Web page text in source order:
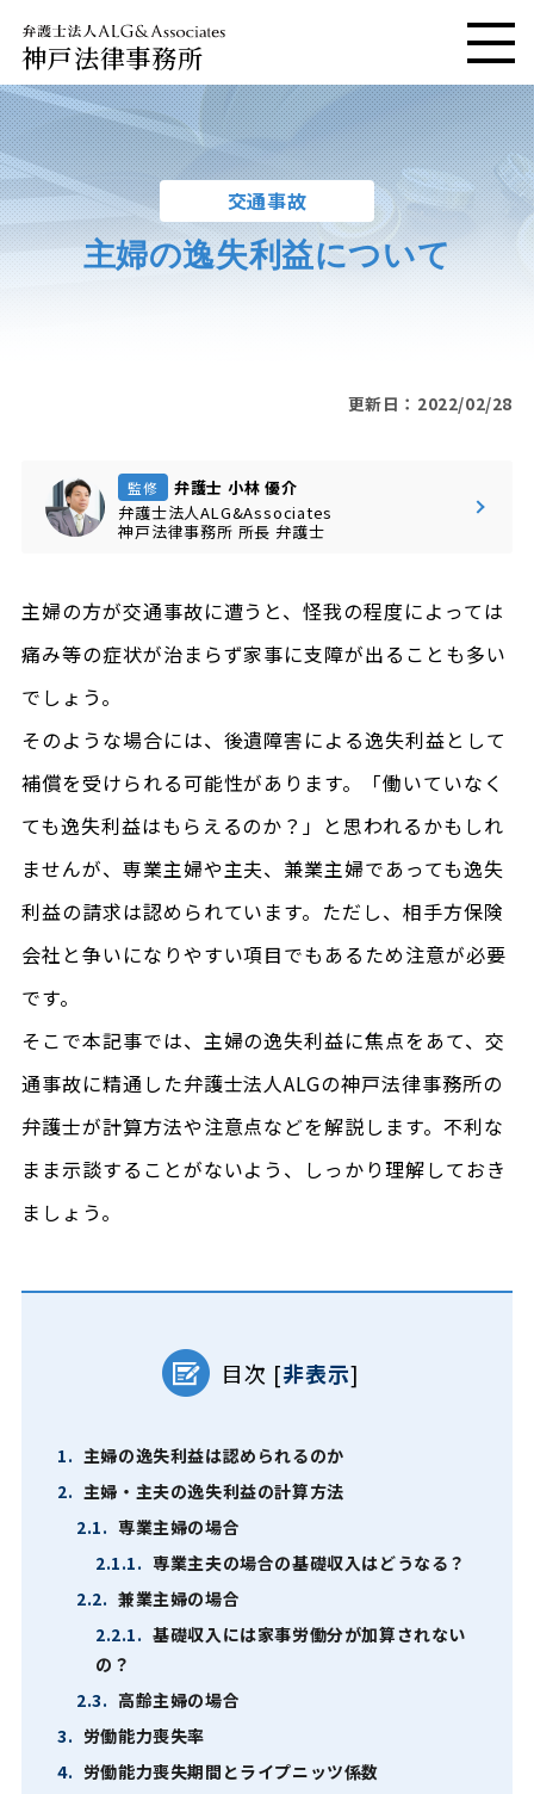
神戸法律事務所
交通事故
主婦の逸失利益について
更新日：2022/02/28
監修
弁護士 小林 優介
弁護士法人ALG&Associates
神戸法律事務所 所長 弁護士
主婦の方が交通事故に遭うと、怪我の程度によっては
痛み等の症状が治まらず家事に支障が出ることも多い
でしょう。
そのような場合には、後遺障害による逸失利益として
補償を受けられる可能性があります。「働いていなく
ても逸失利益はもらえるのか？」と思われるかもしれ
ませんが、専業主婦や主夫、兼業主婦であっても逸失
利益の請求は認められています。ただし、相手方保険
会社と争いになりやすい項目でもあるため注意が必要
です。
そこで本記事では、主婦の逸失利益に焦点をあて、交
通事故に精通した弁護士法人ALGの神戸法律事務所の
弁護士が計算方法や注意点などを解説します。不利な
まま示談することがないよう、しっかり理解しておき
ましょう。
目次 [非表示]
1. 主婦の逸失利益は認められるのか
2. 主婦・主夫の逸失利益の計算方法
2.1. 専業主婦の場合
2.1.1. 専業主夫の場合の基礎収入はどうなる？
2.2. 兼業主婦の場合
2.2.1. 基礎収入には家事労働分が加算されない
の？
2.3. 高齢主婦の場合
3. 労働能力喪失率
4. 労働能力喪失期間とライプニッツ係数